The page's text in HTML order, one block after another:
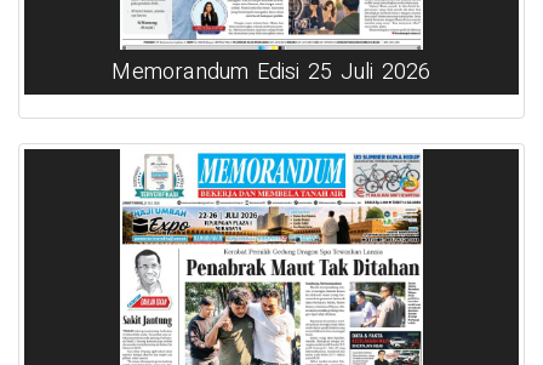
Memorandum Edisi 25 Juli 2026